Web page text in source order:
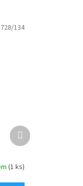
(1 ks)
134
Další
produkt